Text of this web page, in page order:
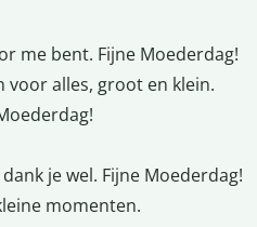
me bent. Fijne Moederdag!
voor alles, groot en klein.
je wel. Fijne Moederdag!
momenten.